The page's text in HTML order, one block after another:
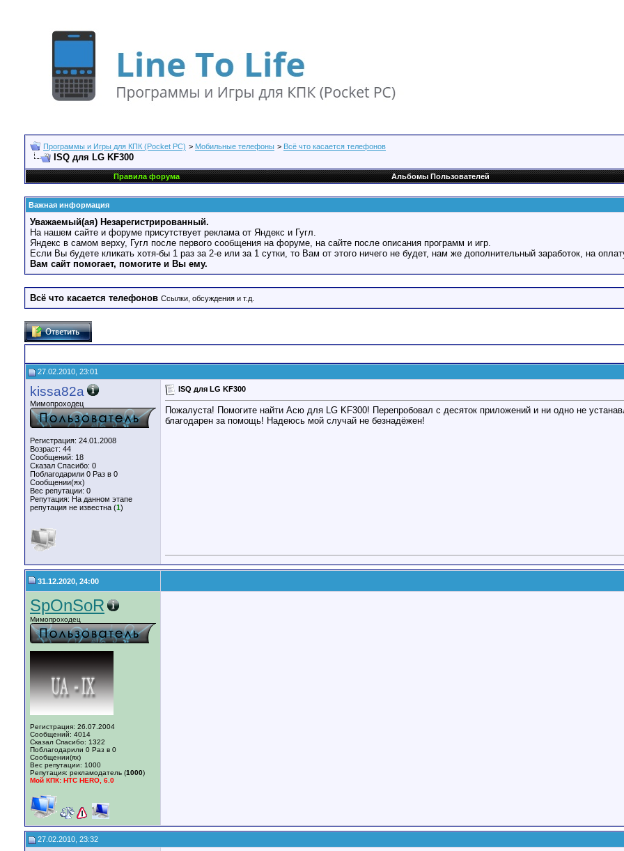
Программы и Игры для КПК (Pocket PC) > Мобильные телефоны > Всё что касается телефонов
ISQ для LG KF300
Правила форума Альбомы Пользователей
Важная информация
Уважаемый(ая) Незарегистрированный.
На нашем сайте и форуме присутствует реклама от Яндекс и Гугл.
Яндекс в самом верху, Гугл после первого сообщения на форуме, на сайте после описания программ и игр.
Если Вы будете кликать хотя-бы 1 раз за 2-е или за 1 сутки, то Вам от этого ничего не будет, нам же дополнительный заработок, на
Вам сайт помогает, помогите и Вы ему.
Всё что касается телефонов Ссылки, обсуждения и т.д.
27.02.2010, 23:01
kissa82a
Мимопроходец
Регистрация: 24.01.2008
Возраст: 44
Сообщений: 18
Сказал Спасибо: 0
Поблагодарили 0 Раз в 0
Сообщении(ях)
Вес репутации: 0
Репутация: На данном этапе
репутация не известна (1)
ISQ для LG KF300
Пожалуста! Помогите найти Асю для LG KF300! Перепробовал с десяток приложений и ни одно не
благодарен за помощь! Надеюсь мой случай не безнадёжен!
31.12.2020, 24:00
SpOnSoR
Мимопроходец
Регистрация: 26.07.2004
Сообщений: 4014
Сказал Спасибо: 1322
Поблагодарили 0 Раз в 0
Сообщении(ях)
Вес репутации: 1000
Репутация: рекламодатель (1000)
Мой КПК: HTC HERO, 6.0
27.02.2010, 23:32